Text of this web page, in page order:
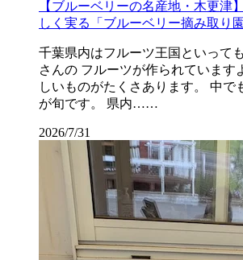
【ブルーベリーの名産地・木更津
しく実る「ブルーベリー摘み取り
千葉県内はフルーツ王国といって
さんの フルーツが作られています
しいものがたくさあります。 中で
が旬です。 県内……
2026/7/31